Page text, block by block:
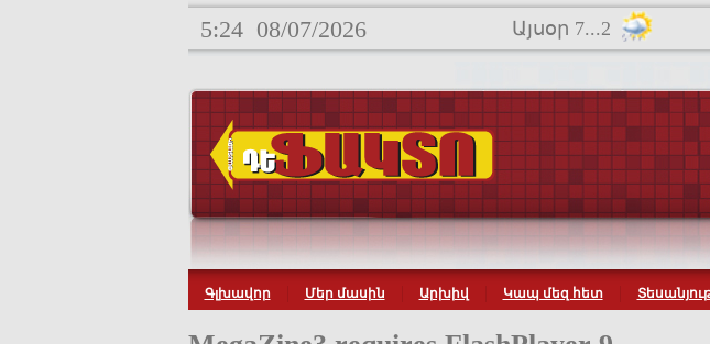
5:24 08/07/2026 Այսօր 7...2
Գլխավոր Մեր մասին Արխիվ Կապ մեզ հետ